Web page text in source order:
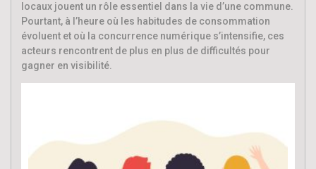
locaux jouent un rôle essentiel dans la vie d’une commune.
Pourtant, à l’heure où les habitudes de consommation
évoluent et où la concurrence numérique s’intensifie, ces
acteurs rencontrent de plus en plus de difficultés pour
gagner en visibilité.